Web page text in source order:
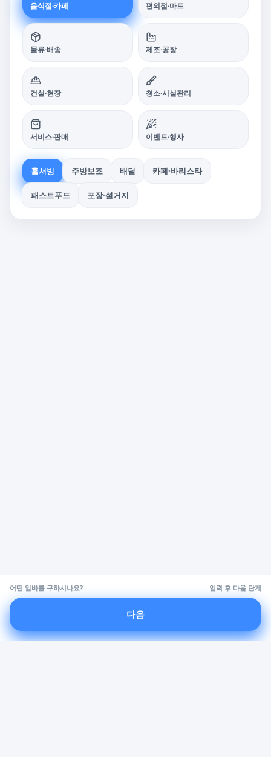
음식점·카페 편의점·마트
물류·배송 제조·공장
건설·현장 청소·시설관리
서비스·판매 이벤트·행사
홀서빙 주방보조 배달 카페·바리스타
패스트푸드 포장·설거지
어떤 알바를 구하시나요? 입력 후 다음 단계
다음